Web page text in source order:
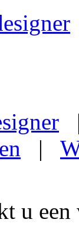
|
u een